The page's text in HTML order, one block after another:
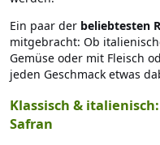
Ein paar der beliebtesten
mitgebracht: Ob
Gemüse oder mit Fleisch
jeden Geschmack etwas
Klassisch &
Safran